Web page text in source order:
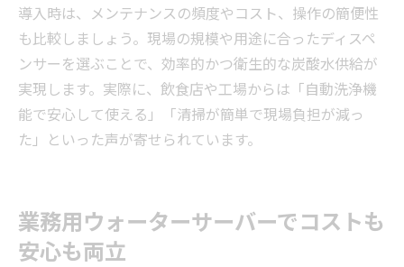
導入時は、メンテナンスの頻度やコスト、操作の簡便性
も比較しましょう。現場の規模や用途に合ったディスペ
ンサーを選ぶことで、効率的かつ衛生的な炭酸水供給が
実現します。実際に、飲食店や工場からは「自動洗浄機
能で安心して使える」「清掃が簡単で現場負担が減っ
た」といった声が寄せられています。
業務用ウォーターサーバーでコストも
安心も両立